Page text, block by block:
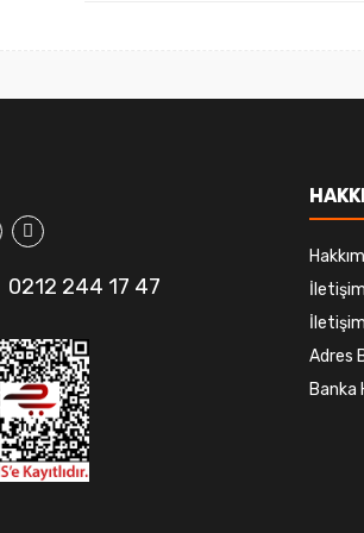
0212 244 17 47
Adres
Banka